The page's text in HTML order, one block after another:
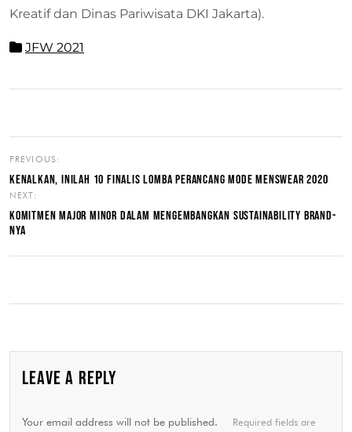
Kreatif dan Dinas Pariwisata DKI Jakarta).
JFW 2021
PREVIOUS:
KENALKAN, INILAH 10 FINALIS LOMBA PERANCANG MODE MENSWEAR 2020
NEXT:
KOMITMEN MAJOR MINOR DALAM MENGEMBANGKAN SUSTAINABILITY BRAND-
NYA
LEAVE A REPLY
Your email address will not be published.
Required fields are